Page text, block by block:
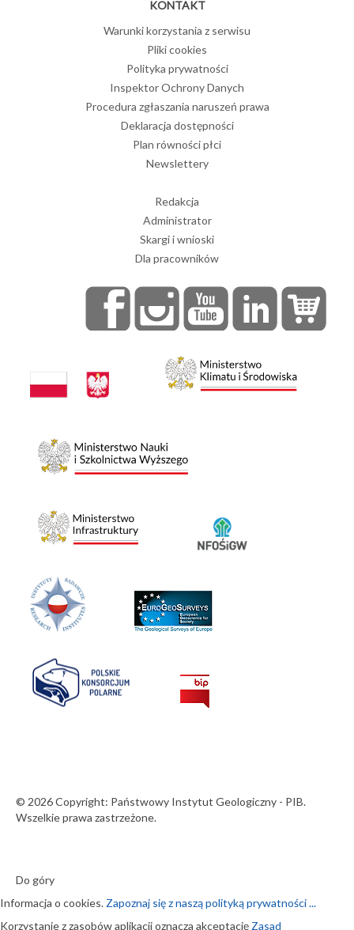
KONTAKT
Warunki korzystania z serwisu
Pliki cookies
Polityka prywatności
Inspektor Ochrony Danych
Procedura zgłaszania naruszeń prawa
Deklaracja dostępności
Plan równości płci
Newslettery
Redakcja
Administrator
Skargi i wnioski
Dla pracowników
© 2026 Copyright: Państwowy Instytut Geologiczny - PIB.
Wszelkie prawa zastrzeżone.
Do góry
Informacja o cookies. Zapoznaj się z naszą polityką prywatności ...
Korzystanie z zasobów aplikacji oznacza akceptację Zasad